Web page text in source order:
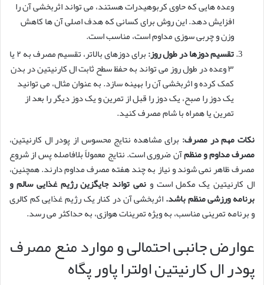
وعده هایی که حاوی کربوهیدرات هستند، می تواند اثربخشی آن را
افزایش دهد. این روش برای کسانی که هدف اصلی آن ها کاهش
وزن و چربی سوزی مداوم است، مناسب است.
تقسیم دوزها در طول روز:
برای دوزهای بالاتر، تقسیم مصرف به ۲ یا
۳ وعده در طول روز می تواند به حفظ سطح ثابت ال کارنیتین در بدن
کمک کرده و اثربخشی آن را بهینه سازد. به عنوان مثال، می توانید
یک دوز را صبح، یک دوز را قبل از تمرین و یک دوز دیگر را بعد از
تمرین یا همراه با شام مصرف کنید.
نکات مهم در مصرف: برای مشاهده نتایج محسوس از پودر ال کارنیتین،
مصرف مداوم و منظمآن ضروری است. نتایج معمولاً بلافاصله پس از شروع
مصرف ظاهر نمی شوند و نیاز به چند هفته مصرف مداوم دارند. همچنین،
ال کارنیتین یک مکمل است و نمی تواند جایگزین رژیم غذایی سالم و
برنامه ورزشی منظم باشد.اثربخشی آن در کنار یک رژیم غذایی کم کالری
و برنامه تمرینی مناسب، به ویژه تمرینات هوازی، به حداکثر می رسد.
عوارض جانبی احتمالی و موارد منع مصرف
پودر ال کارنیتین اولترا پاور پگاه